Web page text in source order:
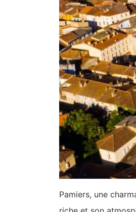
Pamiers, une